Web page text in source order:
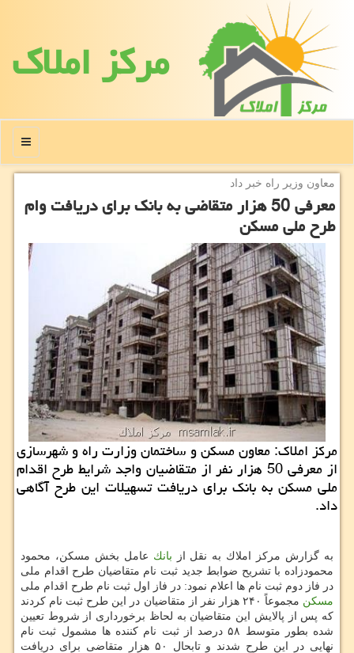
مركز املاك
منو
معاون وزیر راه خبر داد
معرفی 50 هزار متقاضی به بانك برای دریافت وام
طرح ملی مسكن
مركز املاك: معاون مسكن و ساختمان وزارت راه و شهرسازی
از معرفی 50 هزار نفر از متقاضیان واجد شرایط طرح اقدام
ملی مسكن به بانك برای دریافت تسهیلات این طرح آگاهی
داد.
به گزارش مركز املاك به نقل از بانك عامل بخش مسكن، محمود
محمودزاده با تشریح ضوابط جدید ثبت نام متقاضیان طرح اقدام ملی
در فاز دوم ثبت نام ها اعلام نمود: در فاز اول ثبت نام طرح اقدام ملی
مسكن
مجموعاً ۲۴۰ هزار نفر از متقاضیان در این طرح ثبت نام كردند
كه پس از پالایش این متقاضیان به لحاظ برخورداری از شروط تعیین
شده بطور متوسط ۵۸ درصد از ثبت نام كننده ها مشمول ثبت نام
نهایی در این طرح شدند و تابحال ۵۰ هزار متقاضی برای دریافت